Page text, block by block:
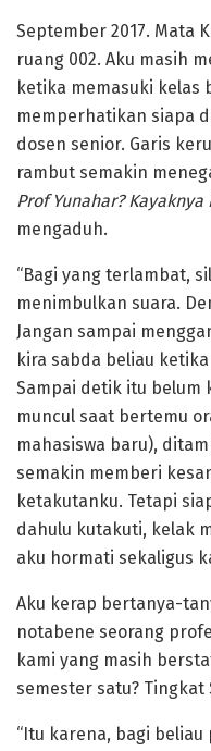
September 2017. Mata
ruang 002. Aku masih
ketika memasuki kelas
memperhatikan siapa
dosen senior. Garis
rambut semakin
Prof Yunahar?
mengaduh.
“Bagi yang terlambat,
menimbulkan suara.
Jangan sampai
kira sabda beliau
Sampai detik itu belum
muncul saat bertemu
mahasiswa baru),
semakin memberi
ketakutanku. Tetapi
dahulu kutakuti, kelak
aku hormati sekaligus
Aku kerap bertanya-
notabene seorang
kami yang masih
semester satu? Tingkat
“Itu karena, bagi